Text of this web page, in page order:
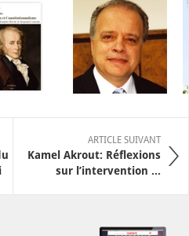
ARTICLE SUIVANT
Kamel Akrout: Réflexions
sur l’intervention ...